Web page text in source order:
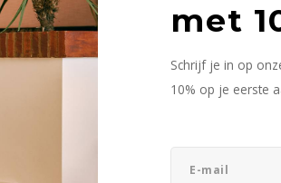
met
Schrijf je in op
10% op je eerste